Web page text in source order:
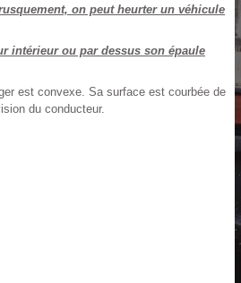
on peut heurter un véhicule
intérieur ou par dessus son épaule
est convexe. Sa surface est courbée de
du conducteur.